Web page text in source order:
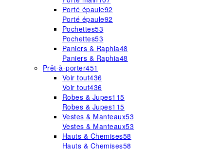
Porté épaule92
Porté épaule92
Pochettes53
Pochettes53
Paniers & Raphia48
Paniers & Raphia48
Prêt-à-porter451
Voir tout436
Voir tout436
Robes & Jupes115
Robes & Jupes115
Vestes & Manteaux53
Vestes & Manteaux53
Hauts & Chemises58
Hauts & Chemises58